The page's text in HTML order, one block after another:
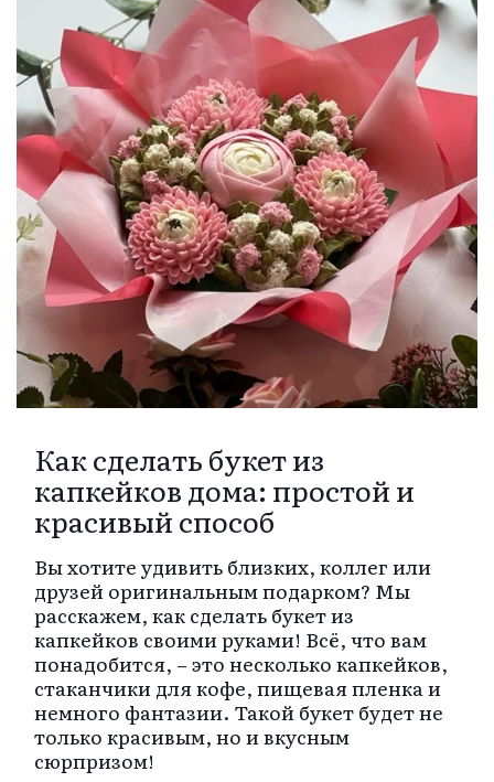
Как сделать букет из
капкейков дома: простой и
красивый способ
Вы хотите удивить близких, коллег или
друзей оригинальным подарком? Мы
расскажем, как сделать букет из
капкейков своими руками! Всё, что вам
понадобится, – это несколько капкейков,
стаканчики для кофе, пищевая пленка и
немного фантазии. Такой букет будет не
только красивым, но и вкусным
сюрпризом!